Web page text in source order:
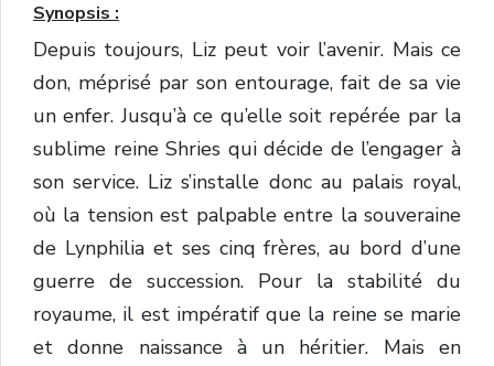
Synopsis :
Depuis toujours, Liz peut voir l’avenir. Mais ce
don, méprisé par son entourage, fait de sa vie
un enfer. Jusqu’à ce qu’elle soit repérée par la
sublime reine Shries qui décide de l’engager à
son service. Liz s’installe donc au palais royal,
où la tension est palpable entre la souveraine
de Lynphilia et ses cinq frères, au bord d’une
guerre de succession. Pour la stabilité du
royaume, il est impératif que la reine se marie
et donne naissance à un héritier. Mais en